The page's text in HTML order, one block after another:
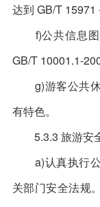
达到 GB/T
f)公共信息图
GB/T 10001.1-
g)游客公共休
有特色。
5.3.3 旅游
a)认真执行公
关部门安全法规